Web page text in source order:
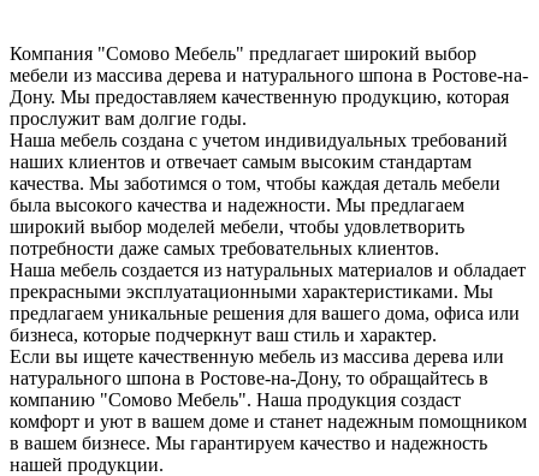
Компания "Сомово Мебель" предлагает широкий выбор
мебели из массива дерева и натурального шпона в Ростове-на-
Дону. Мы предоставляем качественную продукцию, которая
прослужит вам долгие годы.
Наша мебель создана с учетом индивидуальных требований
наших клиентов и отвечает самым высоким стандартам
качества. Мы заботимся о том, чтобы каждая деталь мебели
была высокого качества и надежности. Мы предлагаем
широкий выбор моделей мебели, чтобы удовлетворить
потребности даже самых требовательных клиентов.
Наша мебель создается из натуральных материалов и обладает
прекрасными эксплуатационными характеристиками. Мы
предлагаем уникальные решения для вашего дома, офиса или
бизнеса, которые подчеркнут ваш стиль и характер.
Если вы ищете качественную мебель из массива дерева или
натурального шпона в Ростове-на-Дону, то обращайтесь в
компанию "Сомово Мебель". Наша продукция создаст
комфорт и уют в вашем доме и станет надежным помощником
в вашем бизнесе. Мы гарантируем качество и надежность
нашей продукции.